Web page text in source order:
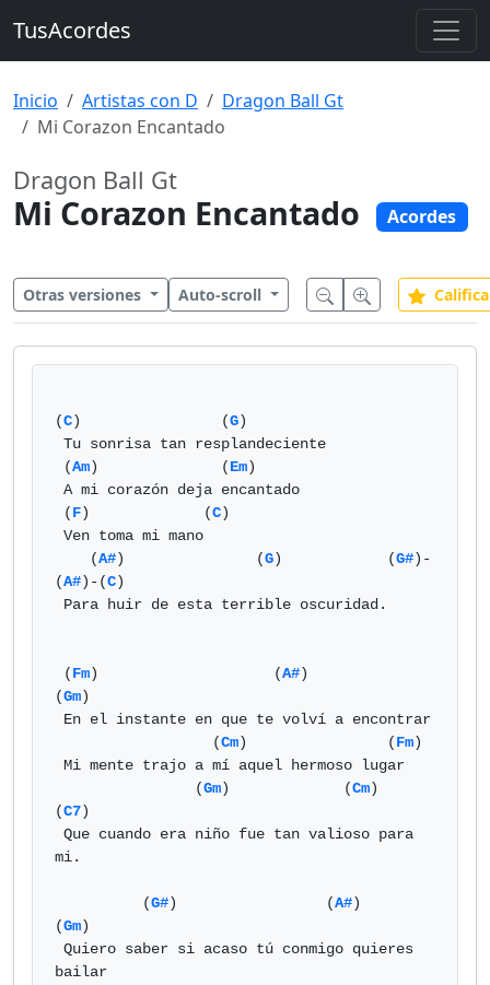
TusAcordes
Inicio Artistas con D
Dragon Ball Gt
Mi Corazon Encantado
Dragon Ball Gt
Mi Corazon Encantado Acordes
Otras versiones Auto-scroll
(C)                (G)
(Am)              (Em)
(F)             (C)
    (
A#)               (G)            (G#)-
(A#)-(C)
(Fm)                    (A#)
(Gm)
                  (
Cm)                (Fm)
                (
Gm)             (Cm)
(C7)
mi.
          (
G#)                 (A#)
(Gm)
bailar